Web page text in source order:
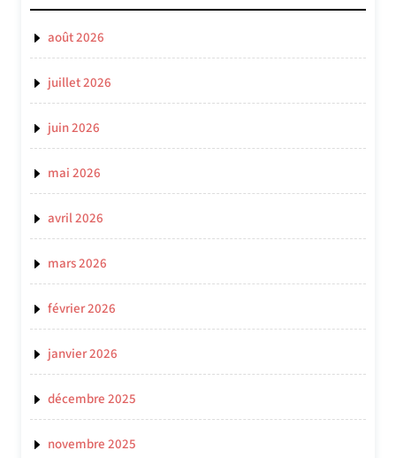
août 2026
juillet 2026
juin 2026
mai 2026
avril 2026
mars 2026
février 2026
janvier 2026
décembre 2025
novembre 2025